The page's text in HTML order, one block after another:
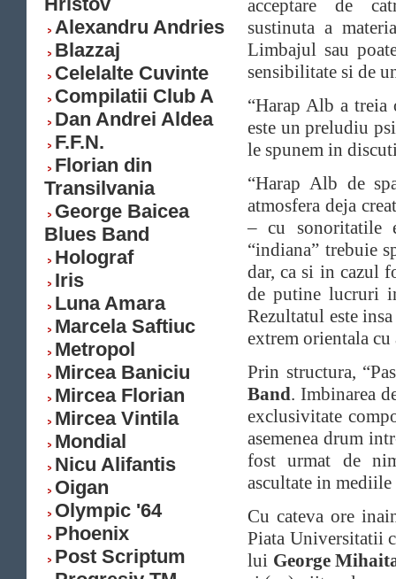
Alexandru Andries
Blazzaj
Celelalte Cuvinte
Compilatii Club A
Dan Andrei Aldea
F.F.N.
Florian din
Transilvania
George Baicea
Blues Band
Holograf
Iris
Luna Amara
Marcela Saftiuc
Metropol
Mircea Baniciu
Mircea Florian
Mircea Vintila
Mondial
Nicu Alifantis
Oigan
Olympic '64
Phoenix
Post Scriptum
acceptare de
sustinuta a
Limbajul sau
sensibilitate si de
“Harap Alb a treia
este un preludiu
le spunem in
“Harap Alb de
atmosfera deja
– cu sonoritatile
“indiana” trebuie
dar, ca si in cazul
de putine lucruri
Rezultatul este
extrem orientala cu
Prin structura,
Band. Imbinarea
exclusivitate
asemenea drum
fost urmat de
ascultate in
Cu cateva ore
Piata Universitatii
lui George